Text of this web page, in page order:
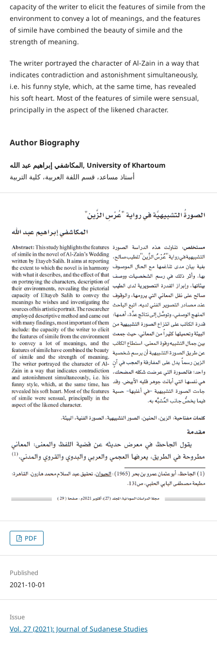
capacity of the writer to elicit the features of simile from the
environment to convey a lot of meanings, and the features
of simile have combined the beauty of simile and the
strength of meaning.
The writer portrayed the character of Al-Zain in a way that
indicates contradiction and astonishment simultaneously,
i.e. his funny style, which, at the same time, has revealed
his soft heart. Most of the features of simile were sensual,
principally in the aspect of the likened character.
Author Biography
المكاشفي إبراهيم عبد الله, University of Khartoum
أستاذ مساعد، قسم اللفة العربية، كلية التربية
PDF
Published
2021-10-01
Issue
Vol. 27 (2021): Journal of Sudanese Studies